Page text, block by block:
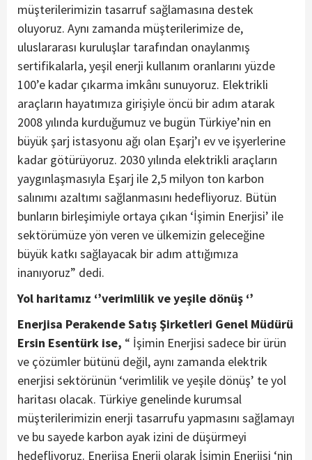
müşterilerimizin tasarruf sağlamasına destek
oluyoruz. Aynı zamanda müşterilerimize de,
uluslararası kuruluşlar tarafından onaylanmış
sertifikalarla, yeşil enerji kullanım oranlarını yüzde
100’e kadar çıkarma imkânı sunuyoruz. Elektrikli
araçların hayatımıza girişiyle öncü bir adım atarak
2008 yılında kurduğumuz ve bugün Türkiye’nin en
büyük şarj istasyonu ağı olan Eşarj’ı ev ve işyerlerine
kadar götürüyoruz. 2030 yılında elektrikli araçların
yaygınlaşmasıyla Eşarj ile 2,5 milyon ton karbon
salınımı azaltımı sağlanmasını hedefliyoruz. Bütün
bunların birleşimiyle ortaya çıkan ‘İşimin Enerjisi’ ile
sektörümüze yön veren ve ülkemizin geleceğine
büyük katkı sağlayacak bir adım attığımıza
inanıyoruz” dedi.
Yol haritamız ‘’verimlilik ve yeşile dönüş ‘’
Enerjisa Perakende Satış Şirketleri Genel Müdürü
Ersin Esentürk ise, “ İşimin Enerjisi sadece bir ürün
ve çözümler bütünü değil, aynı zamanda elektrik
enerjisi sektörünün ‘verimlilik ve yeşile dönüş’ te yol
haritası olacak. Türkiye genelinde kurumsal
müşterilerimizin enerji tasarrufu yapmasını sağlamayı
ve bu sayede karbon ayak izini de düşürmeyi
hedefliyoruz. Enerjisa Enerji olarak İşimin Enerjisi ‘nin